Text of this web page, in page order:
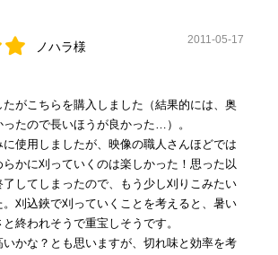
ノハラ様 2011-05-17
がこちらを購入しました（結果的には、奥
たので長いほうが良かった…）。
使用しましたが、映像の職人さんほどでは
かに刈っていくのは楽しかった！思った以
してしまったので、もう少し刈りこみたい
刈込鋏で刈っていくことを考えると、暑い
終われそうで重宝しそうです。
かな？とも思いますが、切れ味と効率を考